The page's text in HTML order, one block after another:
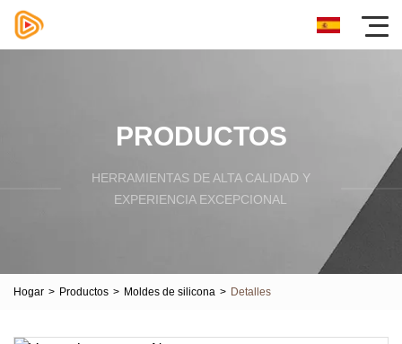
PRODUCTOS
HERRAMIENTAS DE ALTA CALIDAD Y
EXPERIENCIA EXCEPCIONAL
Hogar > Productos > Moldes de silicona > Detalles